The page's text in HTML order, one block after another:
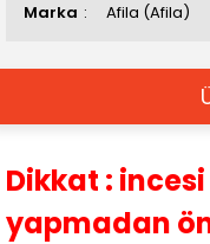
Marka Afila (Afila)
Dikkat : incesi
yapmadan